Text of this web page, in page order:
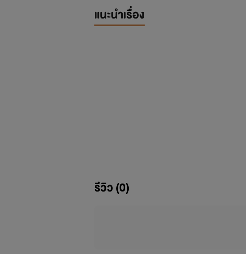
แนะนำเรื่อง
รีวิว (0)